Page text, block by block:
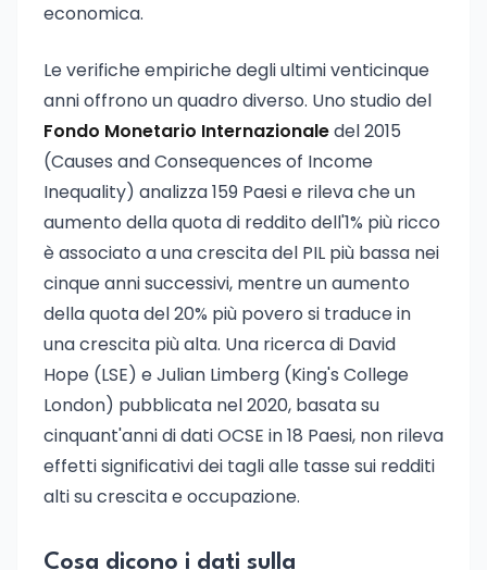
economica.
Le verifiche empiriche degli ultimi venticinque
anni offrono un quadro diverso. Uno studio del
Fondo Monetario Internazionaledel 2015
(Causes and Consequences of Income
Inequality) analizza 159 Paesi e rileva che un
aumento della quota di reddito dell'1% più ricco
è associato a una crescita del PIL più bassa nei
cinque anni successivi, mentre un aumento
della quota del 20% più povero si traduce in
una crescita più alta. Una ricerca di David
Hope (LSE) e Julian Limberg (King's College
London) pubblicata nel 2020, basata su
cinquant'anni di dati OCSE in 18 Paesi, non rileva
effetti significativi dei tagli alle tasse sui redditi
alti su crescita e occupazione.
Cosa dicono i dati sulla